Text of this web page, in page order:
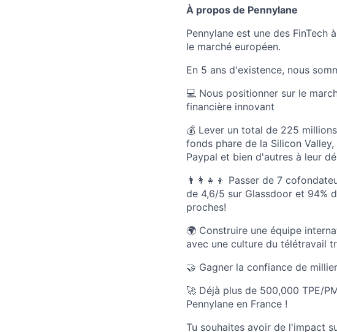
À propos de Pennylane
Pennylane est une des
le marché européen.
En 5 ans d'existence, nous
💻 Nous positionner sur le
financière innovant
💰 Lever un total de 225
fonds phare de la Silicon
Paypal et bien d'autres à leur
👨‍👩‍👧‍👦 Passer de 7
de 4,6/5 sur Glassdoor et 94%
proches!
🌍 Construire une équipe
avec une culture du télétravail
🤝 Gagner la confiance de
🚀 Déjà plus de 500,000 TPE/
Pennylane en France !
Tu souhaites avoir de l'impact